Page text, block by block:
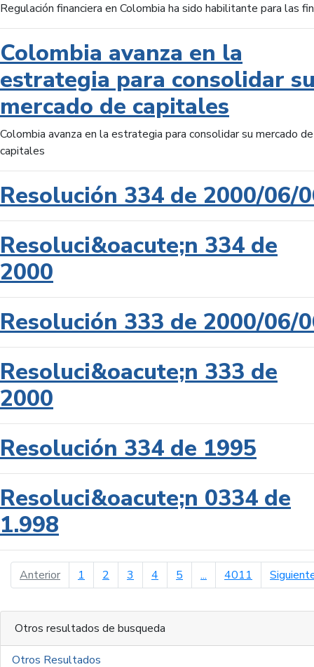
Regulación financiera en Colombia ha sido habilitante para las
Colombia avanza en la
estrategia para consolidar
mercado de capitales
Colombia avanza en la estrategia para consolidar su mercado de
capitales
Resolución 334 de 2000/06/
Resoluci&oacute;n 334 de
2000
Resolución 333 de 2000/06/
Resoluci&oacute;n 333 de
2000
Resolución 334 de 1995
Resoluci&oacute;n 0334 de
1.998
Anteriorpágina anterior
1 2 3 4 5 ... 4011
Otros resultados de busqueda
Otros Resultados